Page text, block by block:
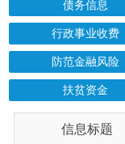
扶贫资金
信息标题
关于下达2026年自治区财政常态化帮扶资金预算的通知